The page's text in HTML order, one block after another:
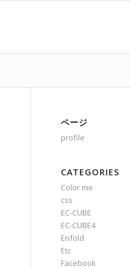
ページ
profile
CATEGORIES
Color me
css
EC-CUBE
EC-CUBE4
Enfold
Etc
Facebook